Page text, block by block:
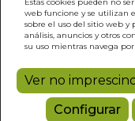
web funcione y se utilizan
sobre el uso del sitio web y
análisis, anuncios y otros
su uso mientras navega
Ver no
Configurar